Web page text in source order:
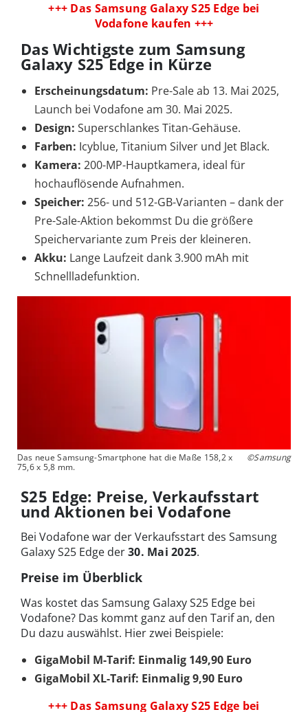
+++ Das Samsung Galaxy S25 Edge bei
Vodafone kaufen +++
Das Wichtigste zum Samsung
Galaxy S25 Edge in Kürze
Erscheinungsdatum: Pre-Sale ab 13. Mai 2025,
Launch bei Vodafone am 30. Mai 2025.
Design: Superschlankes Titan-Gehäuse.
Farben: Icyblue, Titanium Silver und Jet Black.
Kamera: 200-MP-Hauptkamera, ideal für
hochauflösende Aufnahmen.
Speicher: 256- und 512-GB-Varianten – dank der
Pre-Sale-Aktion bekommst Du die größere
Speichervariante zum Preis der kleineren.
Akku: Lange Laufzeit dank 3.900 mAh mit
Schnellladefunktion.
Das neue Samsung-Smartphone hat die Maße 158,2 x
75,6 x 5,8 mm.
©Samsung
S25 Edge: Preise, Verkaufsstart
und Aktionen bei Vodafone
Bei Vodafone war der Verkaufsstart des Samsung
Galaxy S25 Edge der30. Mai 2025.
Preise im Überblick
Was kostet das Samsung Galaxy S25 Edge bei
Vodafone? Das kommt ganz auf den Tarif an, den
Du dazu auswählst. Hier zwei Beispiele:
GigaMobil M-Tarif: Einmalig 149,90 Euro
GigaMobil XL-Tarif: Einmalig 9,90 Euro
+++ Das Samsung Galaxy S25 Edge bei